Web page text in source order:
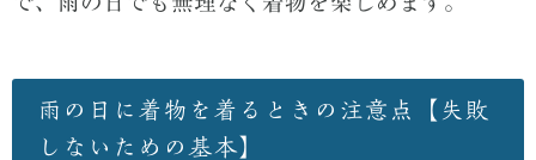
雨の日に着物を着るときの注意点【失敗
しないための基本】